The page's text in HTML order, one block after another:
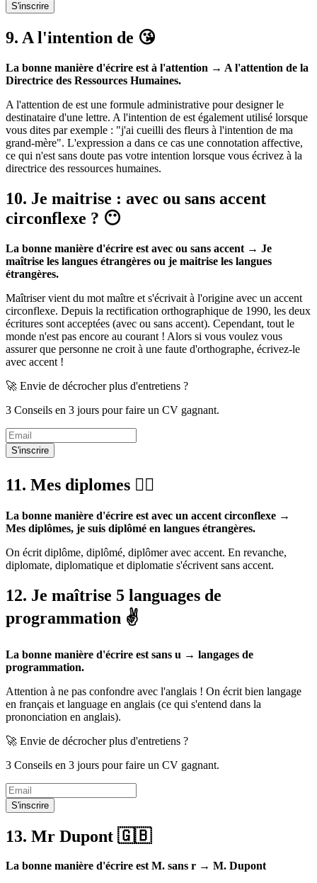
S'inscrire
9. A l'intention de 😘
La bonne manière d'écrire est à l'attention → A l'attention de la
Directrice des Ressources Humaines.
A l'attention de est une formule administrative pour designer le
destinataire d'une lettre. A l'intention de est également utilisé lorsque
vous dites par exemple : "j'ai cueilli des fleurs à l'intention de ma
grand-mère". L'expression a dans ce cas une connotation affective,
ce qui n'est sans doute pas votre intention lorsque vous écrivez à la
directrice des ressources humaines.
10. Je maitrise : avec ou sans accent
circonflexe ? 😶
La bonne manière d'écrire est avec ou sans accent → Je
maîtrise les langues étrangères ou je maitrise les langues
étrangères.
Maîtriser vient du mot maître et s'écrivait à l'origine avec un accent
circonflexe. Depuis la rectification orthographique de 1990, les deux
écritures sont acceptées (avec ou sans accent). Cependant, tout le
monde n'est pas encore au courant ! Alors si vous voulez vous
assurer que personne ne croit à une faute d'orthographe, écrivez-le
avec accent !
🚀 Envie de décrocher plus d'entretiens ?
3 Conseils en 3 jours pour faire un CV gagnant.
S'inscrire
11. Mes diplomes 🙆‍♀️
La bonne manière d'écrire est avec un accent circonflexe →
Mes diplômes, je suis diplômé en langues étrangères.
On écrit diplôme, diplômé, diplômer avec accent. En revanche,
diplomate, diplomatique et diplomatie s'écrivent sans accent.
12. Je maîtrise 5 languages de
programmation ✌️
La bonne manière d'écrire est sans u → langages de
programmation.
Attention à ne pas confondre avec l'anglais ! On écrit bien langage
en français et language en anglais (ce qui s'entend dans la
prononciation en anglais).
🚀 Envie de décrocher plus d'entretiens ?
3 Conseils en 3 jours pour faire un CV gagnant.
S'inscrire
13. Mr Dupont 🇬🇧
La bonne manière d'écrire est M. sans r → M. Dupont